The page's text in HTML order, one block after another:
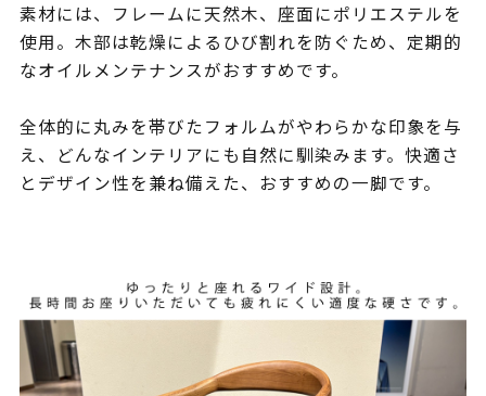
素材には、フレームに天然木、座面にポリエステルを
使用。木部は乾燥によるひび割れを防ぐため、定期的
なオイルメンテナンスがおすすめです。
全体的に丸みを帯びたフォルムがやわらかな印象を与
え、どんなインテリアにも自然に馴染みます。快適さ
とデザイン性を兼ね備えた、おすすめの一脚です。